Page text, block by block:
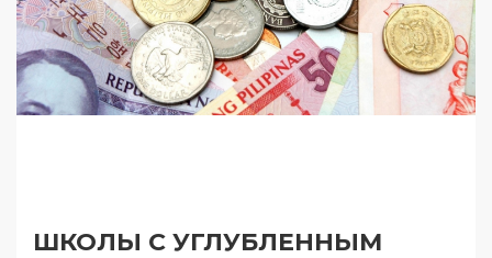
ШКОЛЫ С УГЛУБЛЕННЫМ